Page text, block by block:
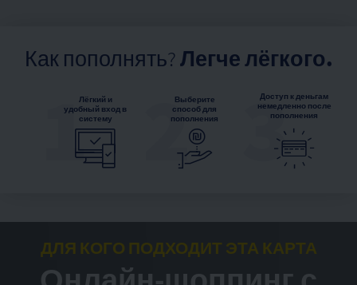
Как пополнять?Легче лёгкого.
1Лёгкий и
удобный вход в
систему
2
Выберите
способ для
пополнения
3
Доступ к деньгам
немедленно после
пополнения
ДЛЯ КОГО ПОДХОДИТ ЭТА КАРТА